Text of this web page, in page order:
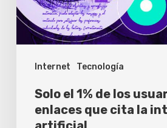
Internet Tecnología
abre
los
enlaces
Solo el 1% de los
enlaces que cita la